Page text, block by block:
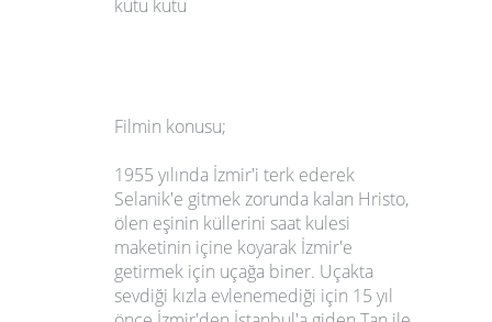
kutu kutu
Filmin konusu;
1955 yılında İzmir'i terk ederek
Selanik'e gitmek zorunda kalan Hristo,
ölen eşinin küllerini saat kulesi
maketinin içine koyarak İzmir'e
getirmek için uçağa biner. Uçakta
sevdiği kızla evlenemediği için 15 yıl